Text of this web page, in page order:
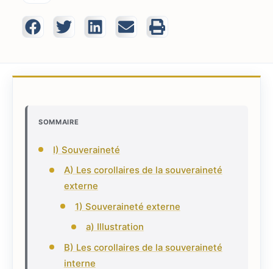
SOMMAIRE
I) Souveraineté
A) Les corollaires de la souveraineté
externe
1) Souveraineté externe
a) Illustration
B) Les corollaires de la souveraineté
interne